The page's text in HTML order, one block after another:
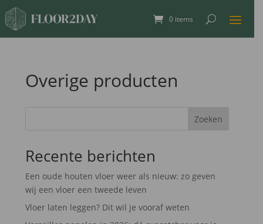
0 items
Overige producten
Zoeken
Recente berichten
Een oude houten vloer weer als nieuw: zo geven
wij een vloer een tweede leven
Vloer laten leggen? Dit wil je vooraf weten